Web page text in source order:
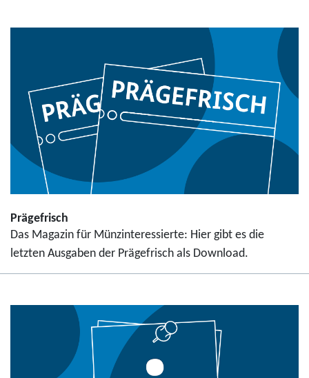
Prägefrisch
Das Magazin für Münzinteressierte: Hier gibt es die
letzten Ausgaben der Prägefrisch als Download.